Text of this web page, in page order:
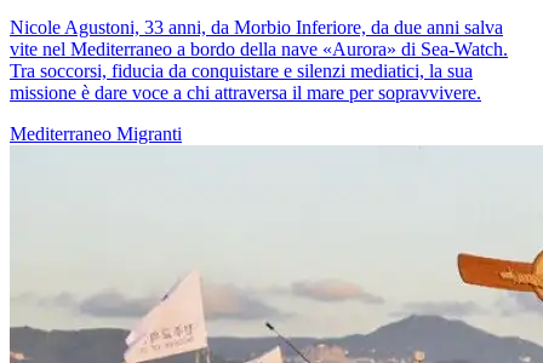
Nicole Agustoni, 33 anni, da Morbio Inferiore, da due anni salva
vite nel Mediterraneo a bordo della nave «Aurora» di Sea-Watch.
Tra soccorsi, fiducia da conquistare e silenzi mediatici, la sua
missione è dare voce a chi attraversa il mare per sopravvivere.
Mediterraneo Migranti